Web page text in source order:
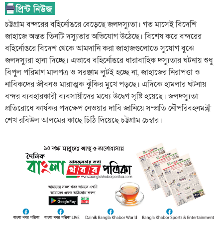
চট্টগ্রাম বন্দরের বহির্নোঙরে বেড়েছে জলদস্যুতা। গত মাসেই বিদেশি
জাহাজে অন্তত তিনটি দস্যুতার অভিযোগ উঠেছে। বিশেষ করে বন্দরের
বহির্নোঙরে বিদেশ থেকে আমদানি করা জাহাজগুলোতে সুযোগ বুঝে
জলদস্যুরা হানা দিচ্ছে। এভাবে বহির্নোঙরে ধারাবাহিক দস্যুতার ঘটনায় শুধু
বিপুল পরিমাণ মালপত্র ও সরঞ্জাম লুটই হচ্ছে না, জাহাজের নিরাপত্তা ও
নাবিকদের জীবনও মারাত্মক ঝুঁকির মুখে পড়ছে। এদিকে হামলার ঘটনায়
বন্দর ব্যবহারকারী ব্যবসায়ীদের মধ্যে উদ্বেগ সৃষ্টি হয়েছে। জলদস্যুতা
প্রতিরোধে কার্যকর পদক্ষেপ নেওয়ার দাবি জানিয়ে সম্প্রতি নৌপরিবহনমন্ত্রী
শেখ রবিউল আলমের কাছে চিঠি দিয়েছে চট্টগ্রাম চেম্বার।